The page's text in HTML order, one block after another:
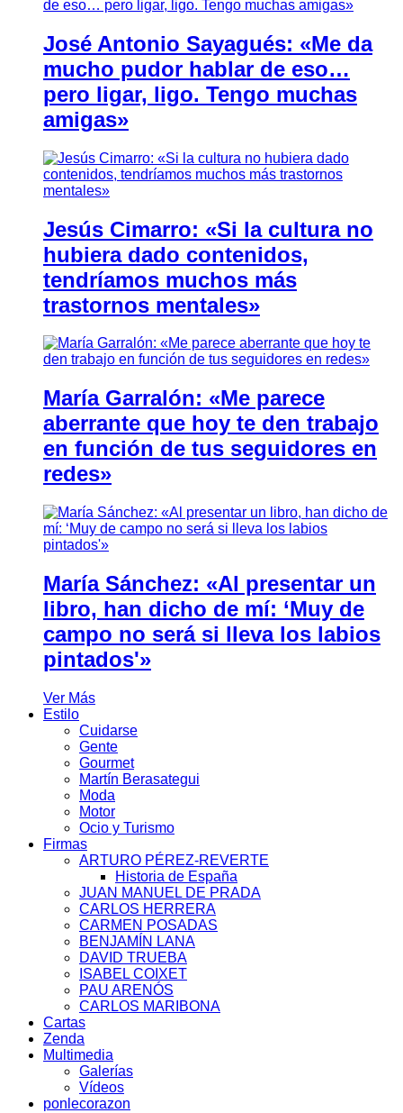
José Antonio Sayagués: «Me da
mucho pudor hablar de eso…
pero ligar, ligo. Tengo muchas
amigas»
Jesús Cimarro: «Si la cultura no
hubiera dado contenidos,
tendríamos muchos más
trastornos mentales»
María Garralón: «Me parece
aberrante que hoy te den trabajo
en función de tus seguidores en
redes»
María Sánchez: «Al presentar un
libro, han dicho de mí: ‘Muy de
campo no será si lleva los labios
pintados'»
Ver Más
Estilo
Cuidarse
Gente
Gourmet
Martín Berasategui
Moda
Motor
Ocio y Turismo
Firmas
ARTURO PÉREZ-REVERTE
Historia de España
JUAN MANUEL DE PRADA
CARLOS HERRERA
CARMEN POSADAS
BENJAMÍN LANA
DAVID TRUEBA
ISABEL COIXET
PAU ARENÓS
CARLOS MARIBONA
Cartas
Zenda
Multimedia
Galerías
Vídeos
ponlecorazon